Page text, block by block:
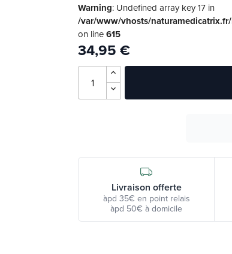
Warning: Undefined array key 17 in
/var/www/vhosts/
on line615
34,95 €
Livraison offerte
àpd 35€ en point relais
àpd 50€ à domicile